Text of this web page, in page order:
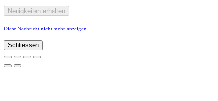
Diese Nachricht nicht mehr anzeigen
Schliessen